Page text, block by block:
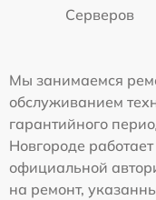
Серверов
Мы занимаемся
обслуживанием
гарантийного
Новгороде
официальной
на ремонт,